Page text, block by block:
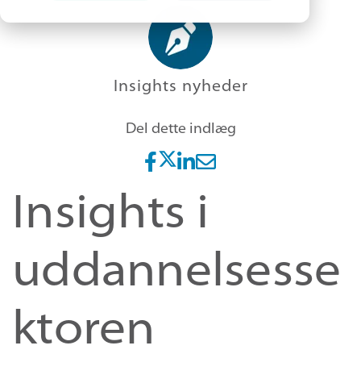
Insights nyheder
Del dette indlæg
Insights i
uddannelsesse
ktoren